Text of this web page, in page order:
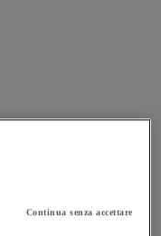
Continua senza accettare